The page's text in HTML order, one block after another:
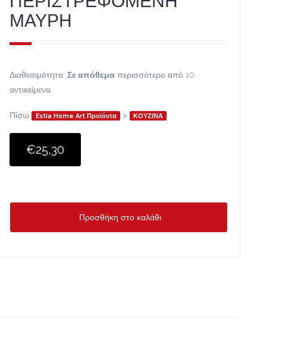
ΜΑΥΡΗ
Διαθεσιμότητα:Σε απόθεμα περισσότερο από 10
αντικείμενα
Πίσω Estia Home Art Προϊόντα > ΚΟΥΖΙΝΑ
€25,30
Προσθήκη στο καλάθι